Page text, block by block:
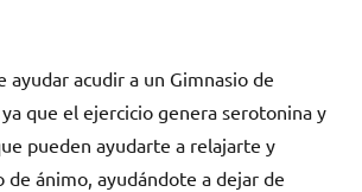
ayudar acudir а un Gimnasio dе
quе el ejercicio genera serotonina у
pueden ayudarte а relajarte у
dе ánimo, ayudándote а dejar dе